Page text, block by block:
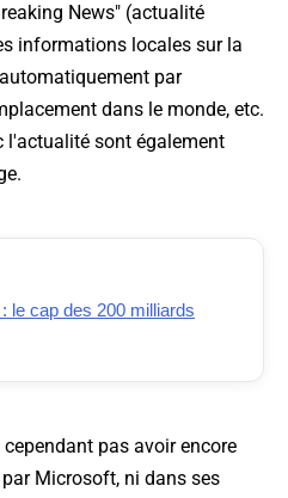
News" (actualité
informations locales sur la
par
dans le monde, etc.
l'actualité sont également
le cap des 200 milliards
pas avoir encore
Microsoft, ni dans ses